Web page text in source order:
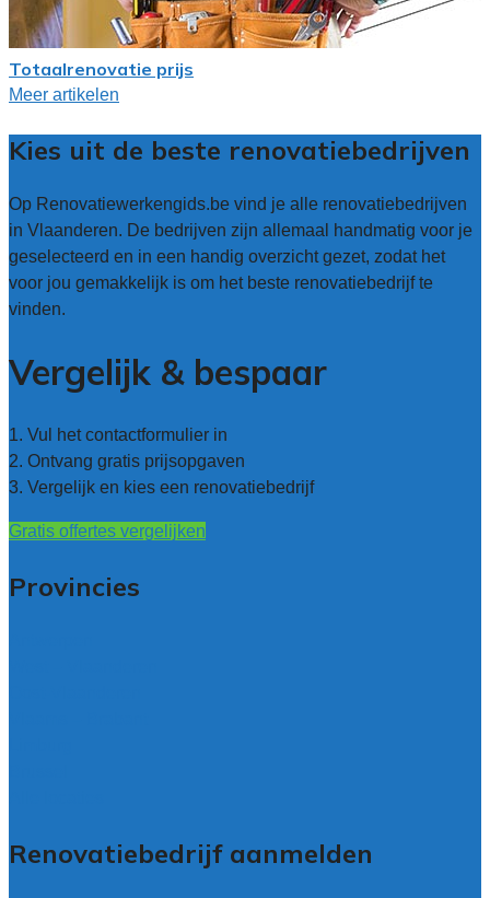
Totaalrenovatie prijs
Meer artikelen
Kies uit de beste renovatiebedrijven
Op Renovatiewerkengids.be vind je alle renovatiebedrijven
in Vlaanderen. De bedrijven zijn allemaal handmatig voor je
geselecteerd en in een handig overzicht gezet, zodat het
voor jou gemakkelijk is om het beste renovatiebedrijf te
vinden.
Vergelijk & bespaar
1. Vul het contactformulier in
2. Ontvang gratis prijsopgaven
3. Vergelijk en kies een renovatiebedrijf
Gratis offertes vergelijken
Provincies
Renovatiebedrijf aanmelden